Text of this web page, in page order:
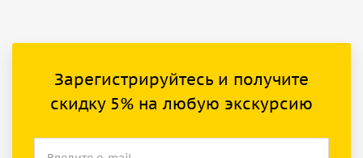
Зарегистрируйтесь и получите
скидку 5% на любую экскурсию